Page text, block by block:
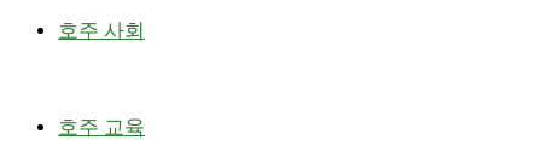
호주 사회
호주 교육